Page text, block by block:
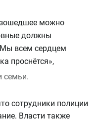
можно
должны
Мы всем сердцем
проснётся»,
семьи.
сотрудники полиции
Власти также